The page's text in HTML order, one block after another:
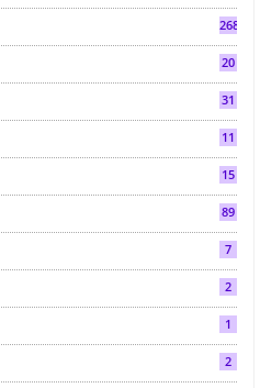
268
20
31
11
15
89
7
2
1
2